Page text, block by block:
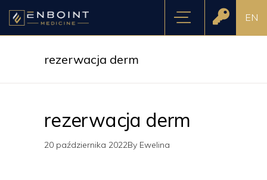
EN
rezerwacja derm
rezerwacja derm
20 października 2022By Ewelina